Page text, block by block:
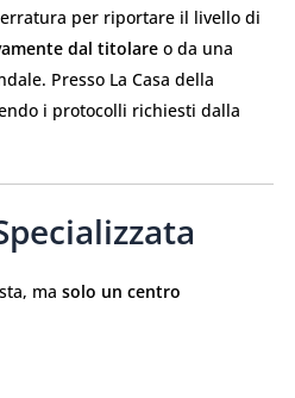
per riportare il livello di
dal titolare o da una
Presso La Casa della
i protocolli richiesti dalla
ma solo un centro